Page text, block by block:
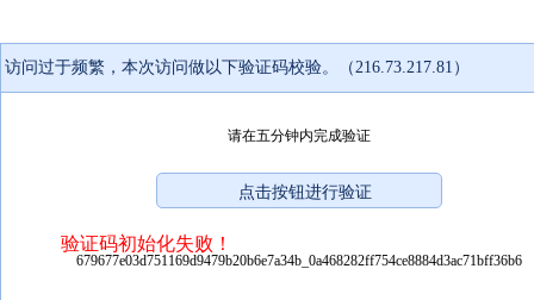
访问过于频繁，本次访问做以下验证码校验。（216.73.217.81）
请在五分钟内完成验证
验证码初始化失败！
679677e03d751169d9479b20b6e7a34b_0a468282ff754ce8884d3ac71bff36b6